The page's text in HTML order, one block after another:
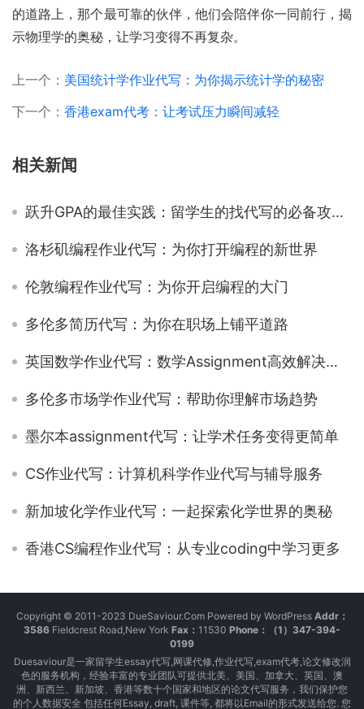
的道路上，那个最可靠的伙伴，他们会陪伴你一同前行，揭
示物理学的奥秘，让学习变得不再复杂。
上一个： 美国统计学作业代写：为你揭示统计学的秘密
下一个： 香港exam代考：让考试压力瞬间减轻
相关新闻
跃升GPA的最佳实践：留学生的找代写的必备攻略！
洛杉矶编程作业代写：为你打开编程的新世界
伦敦编程作业代写：为你开启编程的大门
多伦多简历代写：为你在职场上铺平道路
英国数学作业代写：数学Assignment高效解决成绩有保障
多伦多市场学作业代写：帮助你理解市场趋势
墨尔本assignment代写：让学术任务变得更简单
CS作业代写：计算机科学作业代写与辅导服务
新加坡化学作业代写：一起探索化学世界的奥秘
香港CS编程作业代写：从专业coding中学习更多
Copyright © 2011-2023 DueSaviour.Com Powered by WordPress Addr：
3586 Fieldcrest Road,New York Fax： 11530 Phone：（1）347-394-
0199
Duesaviour是一家留学生essay代写,网课代修,作业代写,exam代考,论文修改润
色的服务机构，经验丰富的专业团队可提供北美、美国、加拿大、英国、澳
洲、新西兰、新加坡、香港等数十个国家和地区的论文代写服务，我们保护您
的个人数据安全 包括任何Essay, draft, 课件等, 都将以Email的形式发送给您. 您